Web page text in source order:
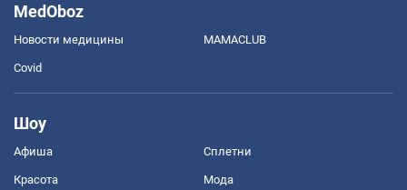
MedOboz
Новости медицины MAMACLUB
Covid
Шоу
Афиша Сплетни
Красота Мода